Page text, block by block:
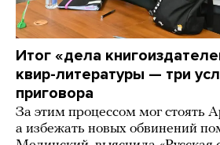
Итог «дела
квир-литературы — три
приговора
За этим процессом мог стоять
а избежать новых обвинений